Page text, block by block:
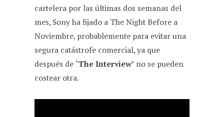
cartelera por las últimas dos semanas del
mes, Sony ha fijado a The Night Before a
Noviembre, probablemente para evitar una
segura catástrofe comercial, ya que
después de ‘The Interview’ no se pueden
costear otra.